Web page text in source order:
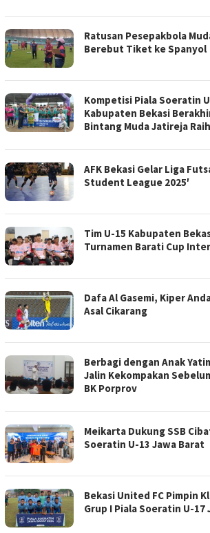
Ratusan Pesepakbola
Berebut Tiket ke Spanyol
Kompetisi Piala Soeratin
Kabupaten Bekasi
Bintang Muda Jatireja
AFK Bekasi Gelar Liga
Student League 2025′
Tim U-15 Kabupaten
Turnamen Barati Cup
Dafa Al Gasemi, Kiper
Asal Cikarang
Berbagi dengan Anak
Jalin Kekompakan
BK Porprov
Meikarta Dukung SSB
Soeratin U-13 Jawa Barat
Bekasi United FC Pimpin
Grup I Piala Soeratin U-17